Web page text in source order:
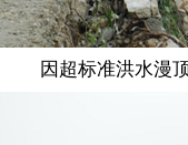
因超标准洪水漫